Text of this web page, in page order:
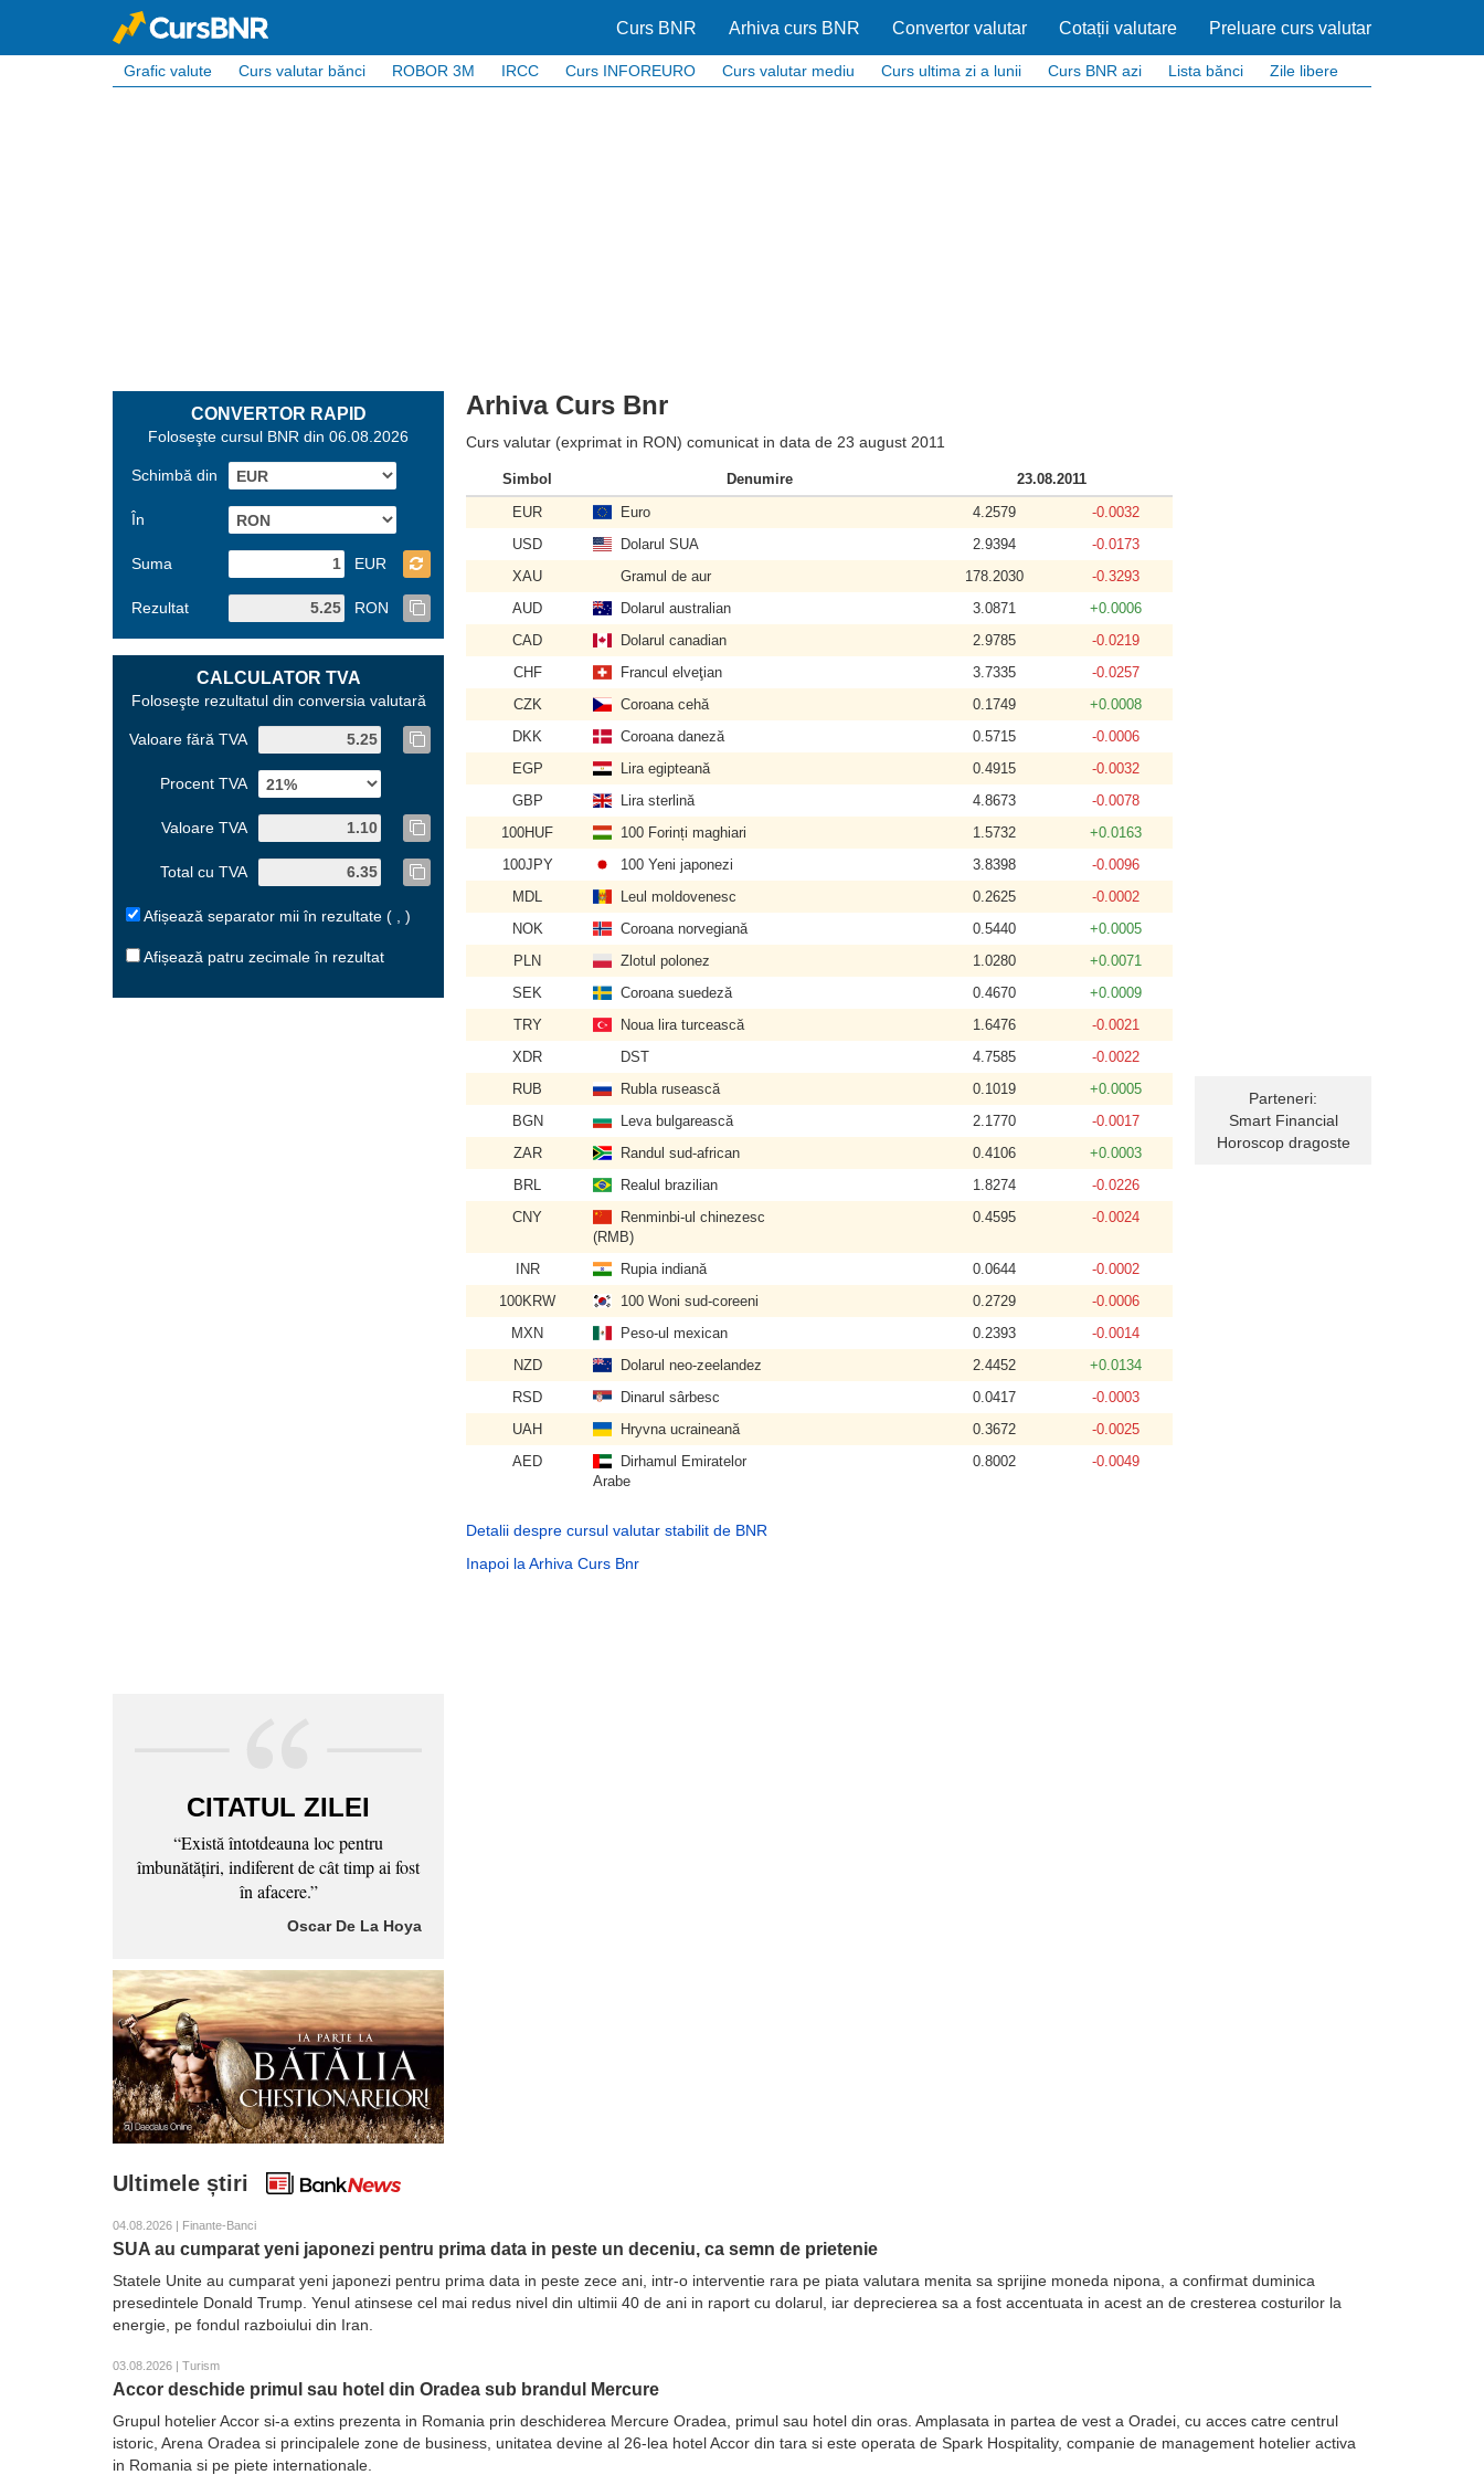
Curs BNR Arhiva curs BNR Convertor valutar Cotații valutare Preluare curs valutar
Grafic valute Curs valutar bănci ROBOR 3M IRCC Curs INFOREURO Curs valutar mediu Curs ultima zi a lunii Curs BNR azi Lista bănci Zile libere
CONVERTOR RAPID
Foloseşte cursul BNR din 06.08.2026
Schimbă din
În
Suma EUR
Rezultat RON
CALCULATOR TVA
Foloseşte rezultatul din conversia valutară
Valoare fără TVA
Procent TVA
Valoare TVA
Total cu TVA
Afișează separator mii în rezultate ( , )
Afișează patru zecimale în rezultat
CITATUL ZILEI
“Există întotdeauna loc pentru
îmbunătăţiri, indiferent de cât timp ai fost
în afacere.”
Oscar De La Hoya
Arhiva Curs Bnr
Curs valutar (exprimat in RON) comunicat in data de 23 august 2011
Simbol Denumire
23.08.2011
EUR
Euro 4.2579
-0.0032
USD
Dolarul SUA 2.9394
-0.0173
XAU
Gramul de aur 178.2030
-0.3293
AUD
Dolarul australian 3.0871
+0.0006
CAD
Dolarul canadian 2.9785
-0.0219
CHF
Francul elveţian 3.7335
-0.0257
CZK
Coroana cehă 0.1749
+0.0008
DKK
Coroana daneză 0.5715
-0.0006
EGP
Lira egipteană 0.4915
-0.0032
GBP
Lira sterlină 4.8673
-0.0078
100HUF
100 Forinți maghiari 1.5732
+0.0163
100JPY
100 Yeni japonezi 3.8398
-0.0096
MDL
Leul moldovenesc 0.2625
-0.0002
NOK
Coroana norvegiană 0.5440
+0.0005
PLN
Zlotul polonez 1.0280
+0.0071
SEK
Coroana suedeză 0.4670
+0.0009
TRY
Noua lira turcească 1.6476
-0.0021
XDR
DST 4.7585
-0.0022
RUB
Rubla rusească 0.1019
+0.0005
BGN
Leva bulgarească 2.1770
-0.0017
ZAR
Randul sud-african 0.4106
+0.0003
BRL
Realul brazilian 1.8274
-0.0226
CNY
Renminbi-ul chinezesc
(RMB)
0.4595 -0.0024
INR Rupia indiană 0.0644
-0.0002
100KRW
100 Woni sud-coreeni 0.2729
-0.0006
MXN
Peso-ul mexican 0.2393
-0.0014
NZD
Dolarul neo-zeelandez 2.4452
+0.0134
RSD
Dinarul sârbesc 0.0417
-0.0003
UAH
Hryvna ucraineană 0.3672
-0.0025
AED
Dirhamul Emiratelor
Arabe
0.8002 -0.0049
Detalii despre cursul valutar stabilit de BNR
Inapoi la Arhiva Curs Bnr
Parteneri:
Smart Financial
Horoscop dragoste
Ultimele știri
04.08.2026 | Finante-Banci
SUA au cumparat yeni japonezi pentru prima data in peste un deceniu, ca semn de prietenie
Statele Unite au cumparat yeni japonezi pentru prima data in peste zece ani, intr-o interventie rara pe piata valutara menita sa sprijine moneda nipona, a confirmat duminica
presedintele Donald Trump. Yenul atinsese cel mai redus nivel din ultimii 40 de ani in raport cu dolarul, iar deprecierea sa a fost accentuata in acest an de cresterea costurilor la
energie, pe fondul razboiului din Iran.
03.08.2026 | Turism
Accor deschide primul sau hotel din Oradea sub brandul Mercure
Grupul hotelier Accor si-a extins prezenta in Romania prin deschiderea Mercure Oradea, primul sau hotel din oras. Amplasata in partea de vest a Oradei, cu acces catre centrul
istoric, Arena Oradea si principalele zone de business, unitatea devine al 26-lea hotel Accor din tara si este operata de Spark Hospitality, companie de management hotelier activa
in Romania si pe piete internationale.